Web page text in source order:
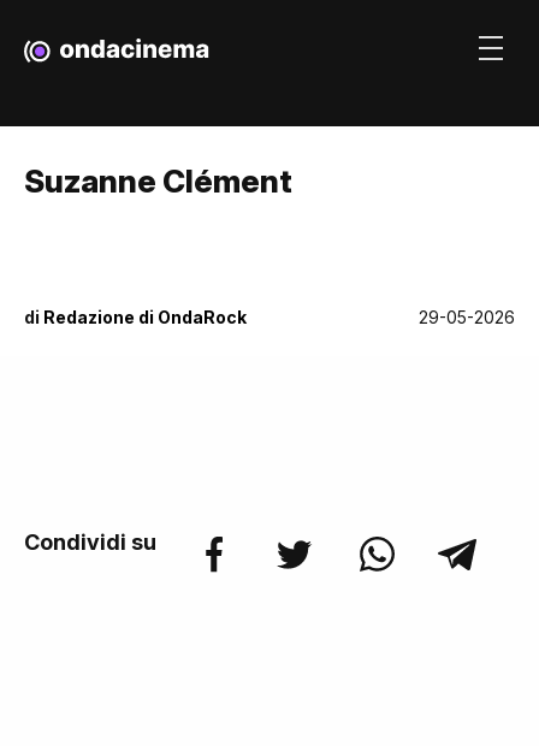
Suzanne Clément
di Redazione di OndaRock 29-05-2026
Condividi su